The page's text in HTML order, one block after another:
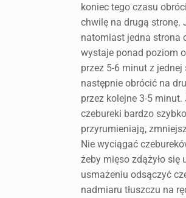
koniec tego czasu
chwilę na drugą stronę.
natomiast jedna strona
wystaje ponad poziom
przez 5-6 minut z jednej
następnie obrócić na
przez kolejne 3-5 minut.
czebureki bardzo
przyrumieniają,
Nie wyciągać
żeby mięso zdążyło się
usmażeniu odsączyć
nadmiaru tłuszczu na